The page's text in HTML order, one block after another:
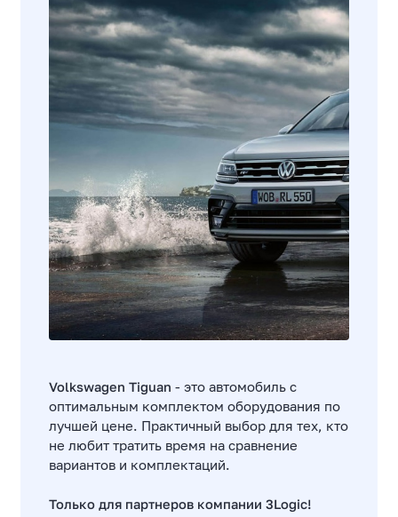
Volkswagen Tiguan - это автомобиль с
оптимальным комплектом оборудования по
лучшей цене. Практичный выбор для тех, кто
не любит тратить время на сравнение
вариантов и комплектаций.
Только для партнеров компании 3Logic!